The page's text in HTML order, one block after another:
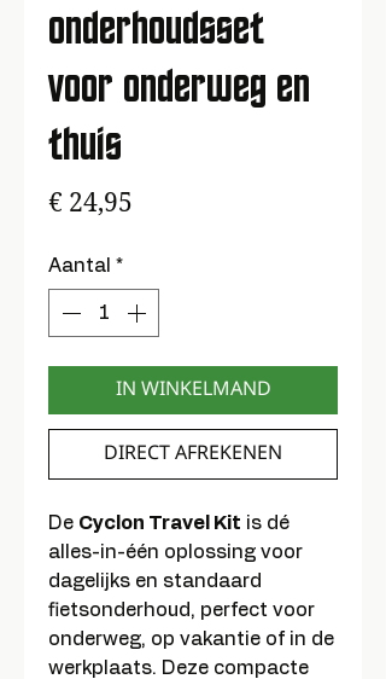
onderhoudsset
voor onderweg en
thuis
€ 24,95
Aantal *
IN WINKELMAND
DIRECT AFREKENEN
De Cyclon Travel Kit is dé
alles-in-één oplossing voor
dagelijks en standaard
fietsonderhoud, perfect voor
onderweg, op vakantie of in de
werkplaats. Deze compacte